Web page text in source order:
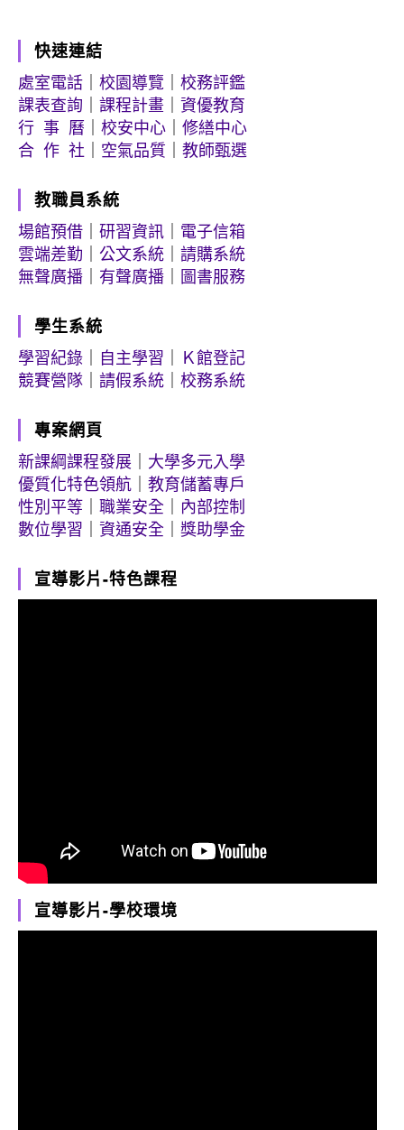
快速連結
處室電話
校園導覽
校務評鑑
課表查詢
課程計畫
資優教育
行 事 曆
校安中心
修繕中心
合 作 社
空氣品質 教師甄選
教職員系統
場館預借
研習資訊
電子信箱
雲端差勤
公文系統
請購系統
無聲廣播
有聲廣播 圖書服務
學生系統
學習紀錄
自主學習
Ｋ館登記
競賽營隊
請假系統 校務系統
專案網頁
新課綱課程發展
大學多元入學
優質化特色領航
教育儲蓄專戶
性別平等
職業安全
內部控制
數位學習
資通安全 獎助學金
宣導影片-特色課程
宣導影片-學校環境